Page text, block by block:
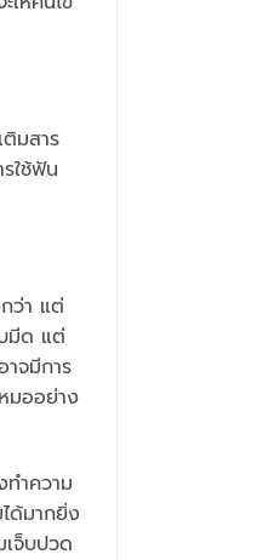
มสาร
ใช้ฟัน
ว่า แต่
มีด แต่
จมีการ
มออย่าง
ำความ
ด้มากยิ่ง
จ็บปวด